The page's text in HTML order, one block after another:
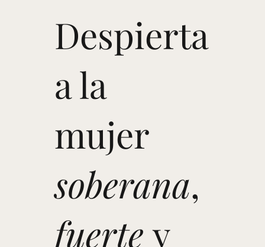
Despierta
a la
mujer
soberana,
fuertey